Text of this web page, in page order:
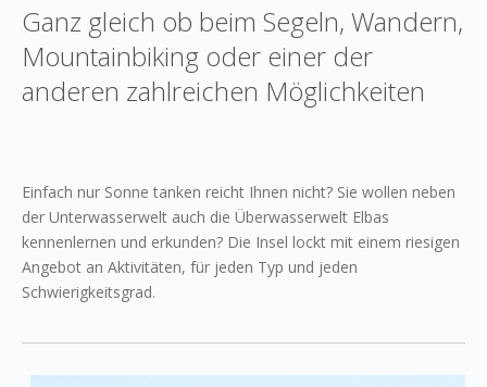
Ganz gleich ob beim Segeln, Wandern,
Mountainbiking oder einer der
anderen zahlreichen Möglichkeiten
Einfach nur Sonne tanken reicht Ihnen nicht? Sie wollen neben
der Unterwasserwelt auch die Überwasserwelt Elbas
kennenlernen und erkunden? Die Insel lockt mit einem riesigen
Angebot an Aktivitäten, für jeden Typ und jeden
Schwierigkeitsgrad.